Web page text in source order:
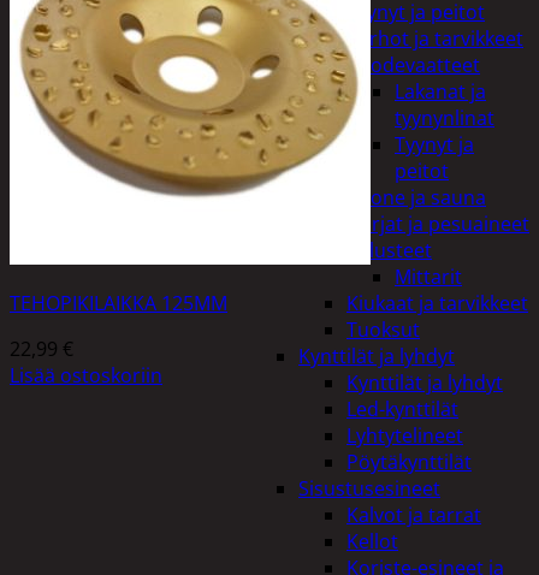
Tyynyt ja peitot
Verhot ja tarvikkeet
Vuodevaatteet
Lakanat ja
tyynynlinat
Tyynyt ja
peitot
Kylpyhuone ja sauna
Harjat ja pesuaineet
Kalusteet
Mittarit
Kiukaat ja tarvikkeet
Tuoksut
Kynttilät ja lyhdyt
Kynttilät ja lyhdyt
Led-kynttilät
Lyhtytelineet
Pöytäkynttilät
Sisustusesineet
Kalvot ja tarrat
Kellot
Koriste-esineet ja
TEHOPIKILAIKKA 125MM
22,99 €
Lisää ostoskoriin